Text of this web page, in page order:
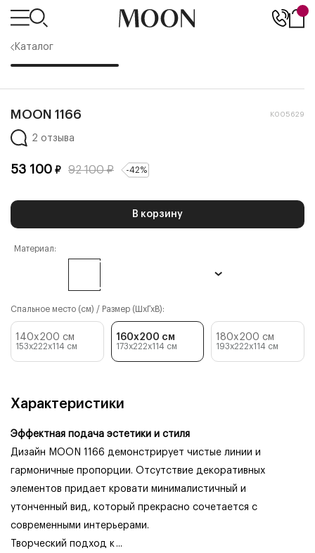
Каталог
MOON 1166 К005629
2 отзыва
53 100 ₽ 92 100₽ -42%
В корзину
Материал:
Спальное место (см) / Размер (ШхГхВ):
140x200 см
153x222x114 см
160x200 см
173x222x114 см
180x200 см
193x222x114 см
Характеристики
Эффектная подача эстетики и стиля
Дизайн MOON 1166 демонстрирует чистые линии и
гармоничные пропорции. Отсутствие декоративных
элементов придает кровати минималистичный и
утонченный вид, который прекрасно сочетается с
современными интерьерами.
Творческий подход к ...